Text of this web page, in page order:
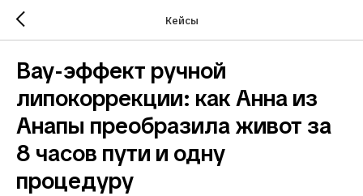
Кейсы
Вау-эффект ручной
липокоррекции: как Анна из
Анапы преобразила живот за
8 часов пути и одну
процедуру